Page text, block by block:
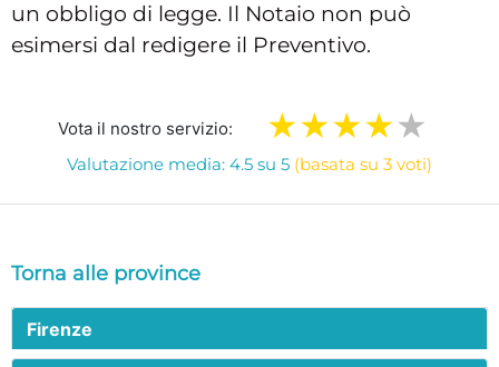
un obbligo di legge. Il Notaio non può
esimersi dal redigere il Preventivo.
Vota il nostro servizio:
Valutazione media: 4.5 su 5 (basata su 3 voti)
Torna alle province
Firenze